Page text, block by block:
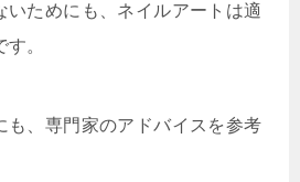
いためにも、ネイルアートは適
。
も、専門家のアドバイスを参考